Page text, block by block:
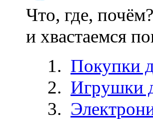
Что, где,
и хвастаемся
Покупки
Игрушки